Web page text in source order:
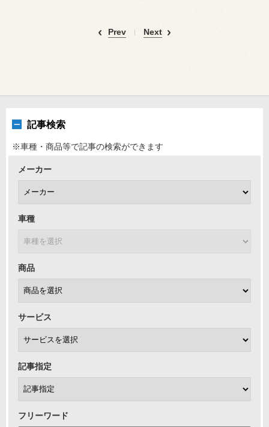
Prev Next
記事検索
※車種・商品等で記事の検索ができます
メーカー
車種
商品
サービス
記事指定
フリーワード